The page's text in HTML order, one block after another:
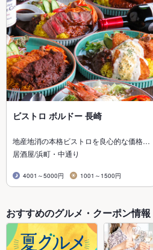
ビストロ ボルドー 長崎
地産地消の本格ビストロを良心的な価格…
居酒屋/浜町・中通り
4001～5000円 1001～1500円
おすすめのグルメ・クーポン情報